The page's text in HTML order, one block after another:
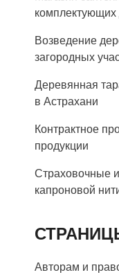
Возведение
загородных
Деревянная
в Астрахани
Контрактное
продукции
Страховочные
капроновой
Авторам и